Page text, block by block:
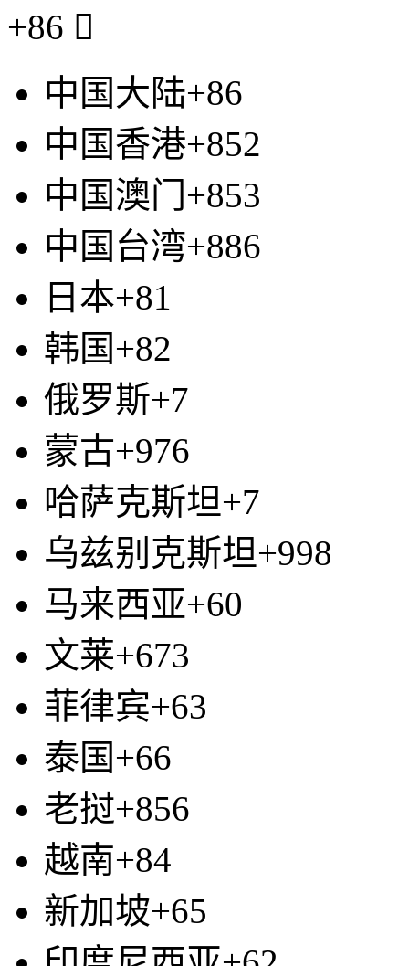
+86 
中国大陆+86
中国香港+852
中国澳门+853
中国台湾+886
日本+81
韩国+82
俄罗斯+7
蒙古+976
哈萨克斯坦+7
乌兹别克斯坦+998
马来西亚+60
文莱+673
菲律宾+63
泰国+66
老挝+856
越南+84
新加坡+65